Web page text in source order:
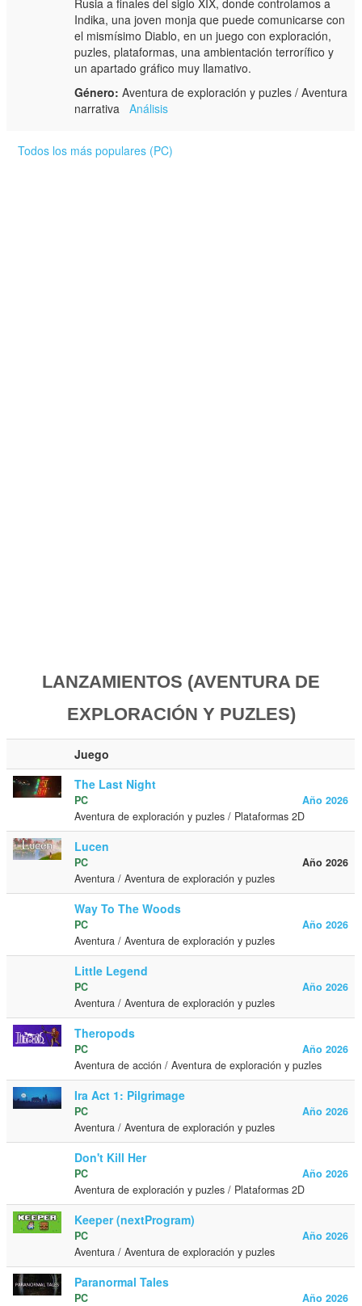
Indika, una joven monja que puede comunicarse con
el mismísimo Diablo, en un juego con exploración,
puzles, plataformas, una ambientación terrorífico y
un apartado gráfico muy llamativo.
Género: Aventura de exploración y puzles / Aventura
narrativaAnálisis
Todos los más populares (PC)
LANZAMIENTOS (AVENTURA DE
EXPLORACIÓN Y PUZLES)
Juego
The Last Night
Año 2026
PC
Aventura de exploración y puzles / Plataformas 2D
Lucen
Año 2026
PC
Aventura / Aventura de exploración y puzles
Way To The Woods
Año 2026
PC
Aventura / Aventura de exploración y puzles
Little Legend
Año 2026
PC
Aventura / Aventura de exploración y puzles
Theropods
Año 2026
PC
Aventura de acción / Aventura de exploración y puzles
Ira Act 1: Pilgrimage
Año 2026
PC
Aventura / Aventura de exploración y puzles
Don't Kill Her
Año 2026
PC
Aventura de exploración y puzles / Plataformas 2D
Keeper (nextProgram)
Año 2026
PC
Aventura / Aventura de exploración y puzles
Paranormal Tales
Año 2026
PC